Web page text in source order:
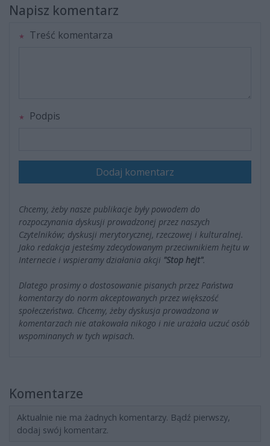
Napisz komentarz
Treść komentarza
Podpis
Dodaj komentarz
Chcemy, żeby nasze publikacje były powodem do
rozpoczynania dyskusji prowadzonej przez naszych
Czytelników; dyskusji merytorycznej, rzeczowej i kulturalnej.
Jako redakcja jesteśmy zdecydowanym przeciwnikiem hejtu w
Internecie i wspieramy działania akcji "Stop hejt".
Dlatego prosimy o dostosowanie pisanych przez Państwa
komentarzy do norm akceptowanych przez większość
społeczeństwa. Chcemy, żeby dyskusja prowadzona w
komentarzach nie atakowała nikogo i nie urażała uczuć osób
wspominanych w tych wpisach.
Komentarze
Aktualnie nie ma żadnych komentarzy. Bądź pierwszy,
dodaj swój komentarz.